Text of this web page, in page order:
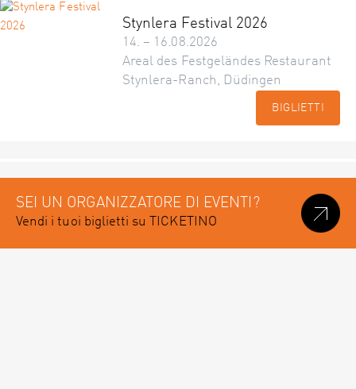
Stynlera Festival 2026
14. – 16.08.2026
Areal des Festgeländes Restaurant
Stynlera-Ranch, Düdingen
BIGLIETTI
SEI UN ORGANIZZATORE DI EVENTI?
Vendi i tuoi biglietti su TICKETINO